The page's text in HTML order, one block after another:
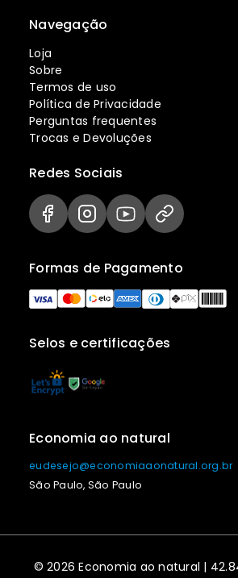
Navegação
Loja
Sobre
Termos de uso
Política de Privacidade
Perguntas frequentes
Trocas e Devoluções
Selos e certificações
Formas de Pagamento
Redes Sociais
Economia ao natural
eudesejo@economiaaonatural.org.br
São Paulo, São Paulo
© 2026 Economia ao natural |